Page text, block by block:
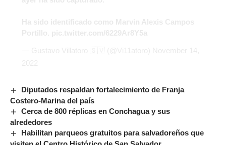
Diputados respaldan fortalecimiento de Franja
Costero-Marina del país
Cerca de 800 réplicas en Conchagua y sus
alrededores
Habilitan parqueos gratuitos para salvadoreños que